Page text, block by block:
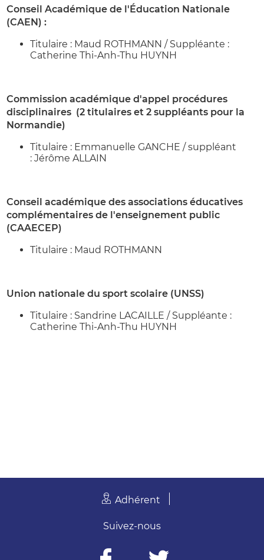
Conseil Académique de l'Éducation Nationale
(CAEN) :
Titulaire : Maud ROTHMANN / Suppléante :
Catherine Thi-Anh-Thu HUYNH
Commission académique d'appel procédures
disciplinaires (2 titulaires et 2 suppléants pour la
Normandie)
Titulaire : Emmanuelle GANCHE / suppléant
: Jérôme ALLAIN
Conseil académique des associations éducatives
complémentaires de l'enseignement public
(CAAECEP)
Titulaire : Maud ROTHMANN
Union nationale du sport scolaire (UNSS)
Titulaire : Sandrine LACAILLE / Suppléante :
Catherine Thi-Anh-Thu HUYNH
Adhérent
Suivez-nous